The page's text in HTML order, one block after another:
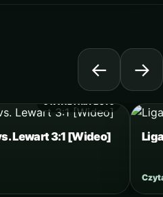
← →
9 KWIETNIA 2019
Lewart 3:1 [Wideo]